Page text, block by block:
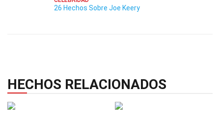
26 Hechos Sobre Joe Keery
HECHOS RELACIONADOS